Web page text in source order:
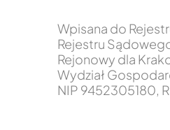
Wpisana do
Rejestru
Rejonowy dla
Wydział
NIP 9452305180,